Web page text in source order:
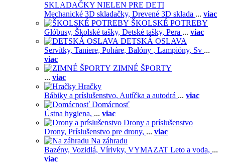
SKLADAČKY NIELEN PRE DETI
Mechanické 3D skladačky, Drevené 3D sklada ... viac
ŠKOLSKÉ POTREBY
Glóbusy, Školské tašky, Detské tašky, Pera ... viac
DETSKÁ OSLAVA
Servítky, Taniere, Poháre, Balóny , Lampióny, Sv ...
viac
ZIMNÉ ŠPORTY
... viac
Hračky
Bábiky a príslušenstvo, Autíčka a autodrá ... viac
Domácnosť
Ústna hygiena, ... viac
Drony a príslušenstvo
Drony, Príslušenstvo pre drony, ... viac
Na záhradu
Bazény, Vozidlá, Vírivky, VYMAZAT Leto a voda, ...
viac